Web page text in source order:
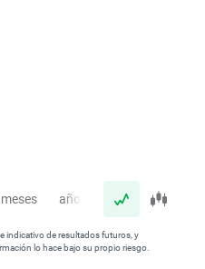
año
indicativo de resultados futuros, y
lo hace bajo su propio riesgo.